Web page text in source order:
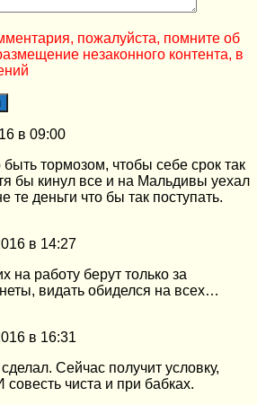
пожалуйста, помните об
незаконного контента, в
в 09:00
тормозом, чтобы себе срок так
бы кинул все и на Мальдивы уехал
те деньги что бы так поступать.
в 14:27
на работу берут только за
видать обиделся на всех…
в 16:31
Сейчас получит условку,
чиста и при бабках.